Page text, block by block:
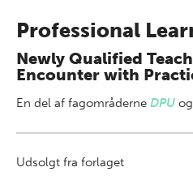
Professional
Newly Qualified
Encounter with
En del af fagområderne DPU og
Udsolgt fra forlaget